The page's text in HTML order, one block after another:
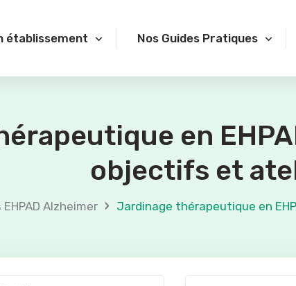
établissement Nos Guides Pratiques
en
objectifs et
Alzheimer › Jardinage thérapeutique en